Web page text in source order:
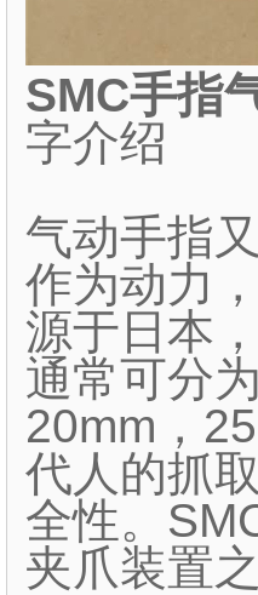
SMC手指
字介绍
气动手指
作为动力
源于日本
通常可分
20mm，
代人的抓
全性。
夹爪装置